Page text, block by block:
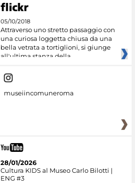
05/10/2018
Attraverso uno stretto passaggio con
una curiosa loggetta chiusa da una
bella vetrata a tortiglioni, si giunge
all'ultima stanza della
museiincomuneroma
28/01/2026
Cultura KIDS al Museo Carlo Bilotti |
ENG #3